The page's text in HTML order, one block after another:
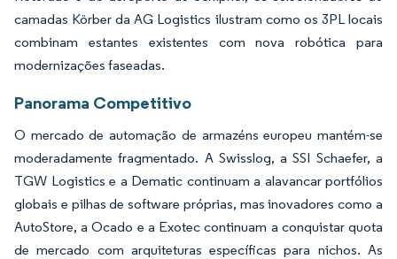
camadas Körber da AG Logistics ilustram como os 3PL locais
combinam estantes existentes com nova robótica para
modernizações faseadas.
Panorama Competitivo
O mercado de automação de armazéns europeu mantém-se
moderadamente fragmentado. A Swisslog, a SSI Schaefer, a
TGW Logistics e a Dematic continuam a alavancar portfólios
globais e pilhas de software próprias, mas inovadores como a
AutoStore, a Ocado e a Exotec continuam a conquistar quota
de mercado com arquiteturas específicas para nichos. As